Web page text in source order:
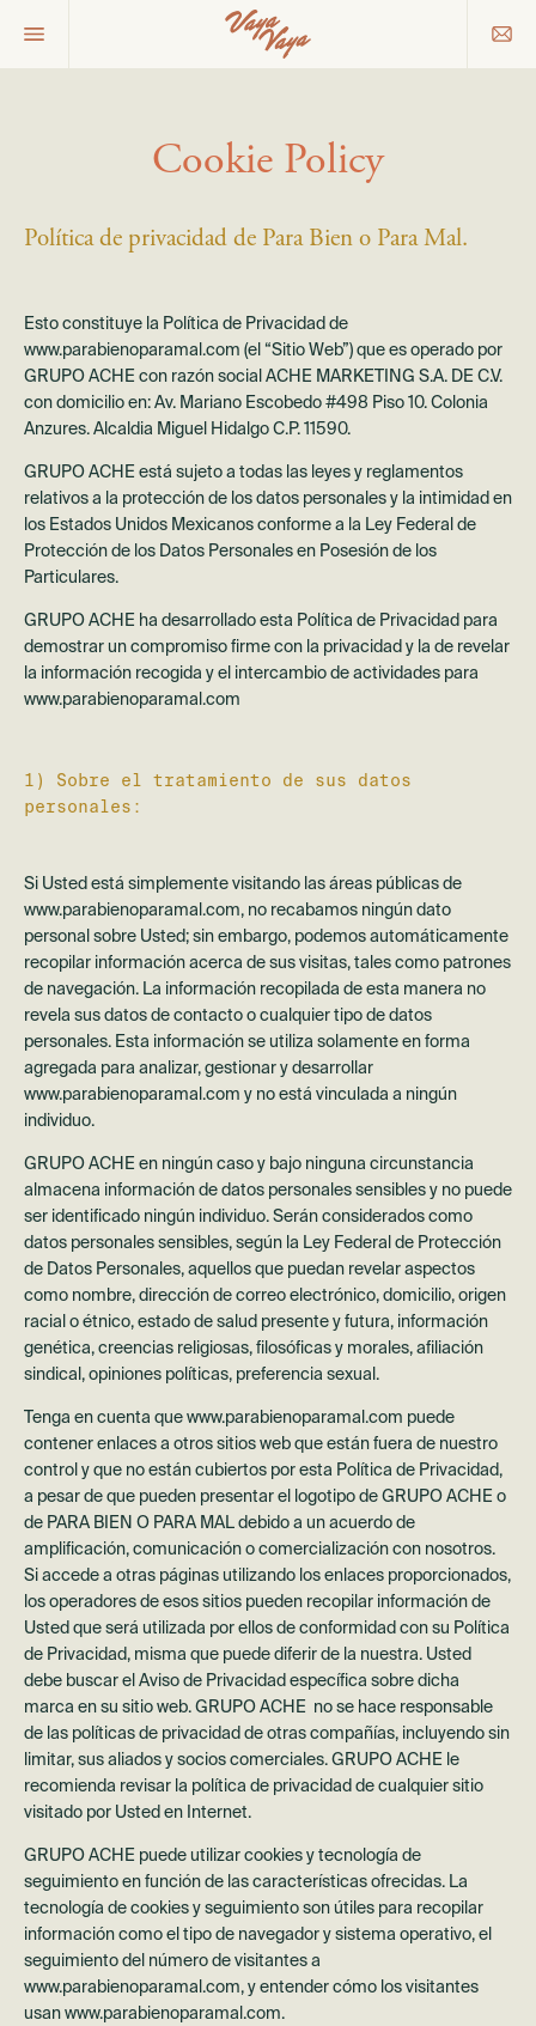
Cookie Policy
Política de privacidad de Para Bien o Para Mal.
Esto constituye la Política de Privacidad de
www.parabienoparamal.com (el “Sitio Web”) que es operado por
GRUPO ACHE con razón social ACHE MARKETING S.A. DE C.V.
con domicilio en: Av. Mariano Escobedo #498 Piso 10. Colonia
Anzures. Alcaldia Miguel Hidalgo C.P. 11590.
GRUPO ACHE está sujeto a todas las leyes y reglamentos
relativos a la protección de los datos personales y la intimidad en
los Estados Unidos Mexicanos conforme a la Ley Federal de
Protección de los Datos Personales en Posesión de los
Particulares.
GRUPO ACHE ha desarrollado esta Política de Privacidad para
demostrar un compromiso firme con la privacidad y la de revelar
la información recogida y el intercambio de actividades para
www.parabienoparamal.com
1) Sobre el tratamiento de sus datos
personales:
Si Usted está simplemente visitando las áreas públicas de
www.parabienoparamal.com, no recabamos ningún dato
personal sobre Usted; sin embargo, podemos automáticamente
recopilar información acerca de sus visitas, tales como patrones
de navegación. La información recopilada de esta manera no
revela sus datos de contacto o cualquier tipo de datos
personales. Esta información se utiliza solamente en forma
agregada para analizar, gestionar y desarrollar
www.parabienoparamal.com y no está vinculada a ningún
individuo.
GRUPO ACHE en ningún caso y bajo ninguna circunstancia
almacena información de datos personales sensibles y no puede
ser identificado ningún individuo. Serán considerados como
datos personales sensibles, según la Ley Federal de Protección
de Datos Personales, aquellos que puedan revelar aspectos
como nombre, dirección de correo electrónico, domicilio, origen
racial o étnico, estado de salud presente y futura, información
genética, creencias religiosas, filosóficas y morales, afiliación
sindical, opiniones políticas, preferencia sexual.
Tenga en cuenta que www.parabienoparamal.com puede
contener enlaces a otros sitios web que están fuera de nuestro
control y que no están cubiertos por esta Política de Privacidad,
a pesar de que pueden presentar el logotipo de GRUPO ACHE o
de PARA BIEN O PARA MAL debido a un acuerdo de
amplificación, comunicación o comercialización con nosotros.
Si accede a otras páginas utilizando los enlaces proporcionados,
los operadores de esos sitios pueden recopilar información de
Usted que será utilizada por ellos de conformidad con su Política
de Privacidad, misma que puede diferir de la nuestra. Usted
debe buscar el Aviso de Privacidad específica sobre dicha
marca en su sitio web. GRUPO ACHE no se hace responsable
de las políticas de privacidad de otras compañías, incluyendo sin
limitar, sus aliados y socios comerciales. GRUPO ACHE le
recomienda revisar la política de privacidad de cualquier sitio
visitado por Usted en Internet.
GRUPO ACHE puede utilizar cookies y tecnología de
seguimiento en función de las características ofrecidas. La
tecnología de cookies y seguimiento son útiles para recopilar
información como el tipo de navegador y sistema operativo, el
seguimiento del número de visitantes a
www.parabienoparamal.com, y entender cómo los visitantes
usan www.parabienoparamal.com.